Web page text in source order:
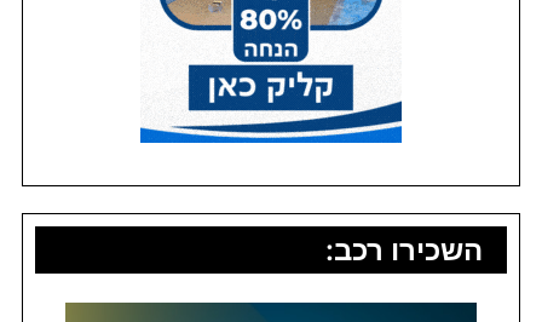
השכירו רכב: